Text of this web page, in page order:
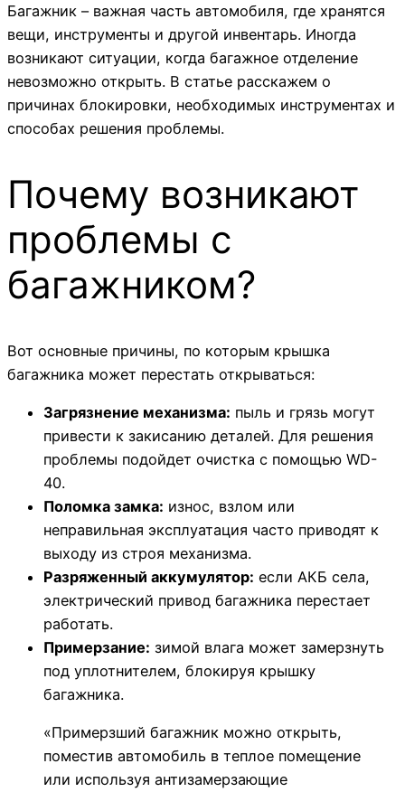
Багажник – важная часть автомобиля, где хранятся
вещи, инструменты и другой инвентарь. Иногда
возникают ситуации, когда багажное отделение
невозможно открыть. В статье расскажем о
причинах блокировки, необходимых инструментах и
способах решения проблемы.
Почему возникают
проблемы с
багажником?
Вот основные причины, по которым крышка
багажника может перестать открываться:
Загрязнение механизма: пыль и грязь могут
привести к закисанию деталей. Для решения
проблемы подойдет очистка с помощью WD-
40.
Поломка замка: износ, взлом или
неправильная эксплуатация часто приводят к
выходу из строя механизма.
Разряженный аккумулятор: если АКБ села,
электрический привод багажника перестает
работать.
Примерзание: зимой влага может замерзнуть
под уплотнителем, блокируя крышку
багажника.
«Примерзший багажник можно открыть,
поместив автомобиль в теплое помещение
или используя антизамерзающие